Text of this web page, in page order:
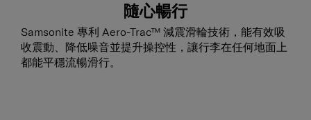
隨心暢行
Samsonite 專利 Aero-Trac™ 減震滑輪技術，能有效吸
收震動、降低噪音並提升操控性，讓行李在任何地面上
都能平穩流暢滑行。